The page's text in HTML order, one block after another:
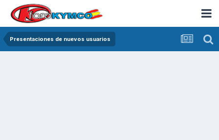
Presentaciones de nuevos usuarios